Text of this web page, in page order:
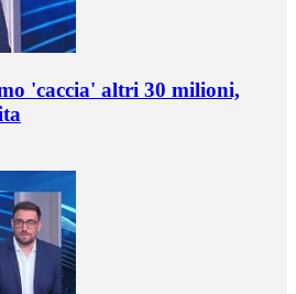
'caccia' altri 30 milioni,